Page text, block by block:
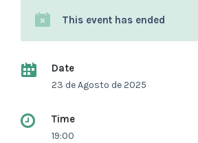
This event has ended
Date
23 de Agosto de 2025
Time
19:00